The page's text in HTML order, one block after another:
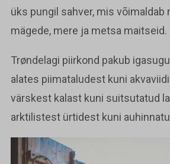
üks pungil sahver, mis võimaldab
mägede, mere ja metsa maitseid.
Trøndelagi piirkond pakub
alates piimataludest kuni
värskest kalast kuni suitsutatud
arktilistest ürtidest kuni